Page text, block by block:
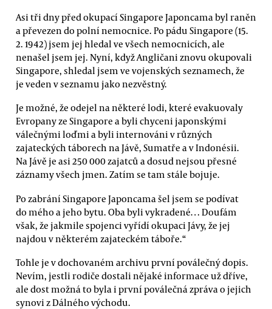
Asi tři dny před okupací Singapore Japoncama byl raněn
a převezen do polní nemocnice. Po pádu Singapore (15.
2. 1942) jsem jej hledal ve všech nemocnicích, ale
nenašel jsem jej. Nyní, když Angličani znovu okupovali
Singapore, shledal jsem ve vojenských seznamech, že
je veden v seznamu jako nezvěstný.
Je možné, že odejel na některé lodi, které evakuovaly
Evropany ze Singapore a byli chyceni japonskými
válečnými loďmi a byli internováni v různých
zajateckých táborech na Jávě, Sumatře a v Indonésii.
Na Jávě je asi 250 000 zajatců a dosud nejsou přesné
záznamy všech jmen. Zatím se tam stále bojuje.
Po zabrání Singapore Japoncama šel jsem se podívat
do mého a jeho bytu. Oba byli vykradené… Doufám
však, že jakmile spojenci vyřídí okupaci Jávy, že jej
najdou v některém zajateckém táboře.“
Tohle je v dochovaném archivu první poválečný dopis.
Nevím, jestli rodiče dostali nějaké informace už dříve,
ale dost možná to byla i první poválečná zpráva o jejich
synovi z Dálného východu.